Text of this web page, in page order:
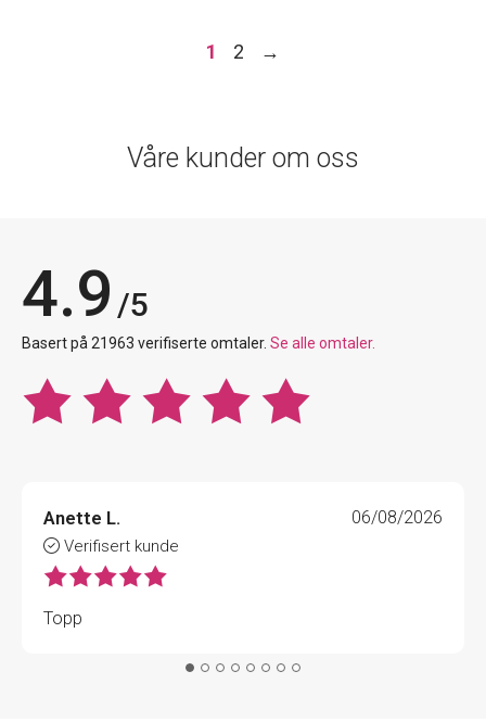
1 2 →
Våre kunder om oss
4.9 /5
Basert på 21963 verifiserte omtaler. Se alle omtaler.
Anette L.
Verifisert kunde
06/08/2026
Topp